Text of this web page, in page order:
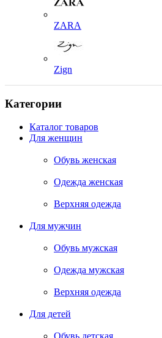
ZARA
Zign
Категории
Каталог товаров
Для женщин
Обувь женская
Одежда женская
Верхняя одежда
Для мужчин
Обувь мужская
Одежда мужская
Верхняя одежда
Для детей